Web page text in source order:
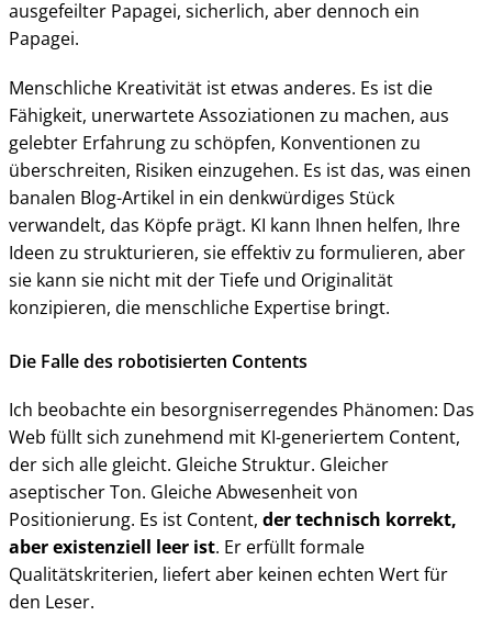
ausgefeilter Papagei, sicherlich, aber dennoch ein
Papagei.
Menschliche Kreativität ist etwas anderes. Es ist die
Fähigkeit, unerwartete Assoziationen zu machen, aus
gelebter Erfahrung zu schöpfen, Konventionen zu
überschreiten, Risiken einzugehen. Es ist das, was einen
banalen Blog-Artikel in ein denkwürdiges Stück
verwandelt, das Köpfe prägt. KI kann Ihnen helfen, Ihre
Ideen zu strukturieren, sie effektiv zu formulieren, aber
sie kann sie nicht mit der Tiefe und Originalität
konzipieren, die menschliche Expertise bringt.
Die Falle des robotisierten Contents
Ich beobachte ein besorgniserregendes Phänomen: Das
Web füllt sich zunehmend mit KI-generiertem Content,
der sich alle gleicht. Gleiche Struktur. Gleicher
aseptischer Ton. Gleiche Abwesenheit von
Positionierung. Es ist Content, der technisch korrekt,
aber existenziell leer ist. Er erfüllt formale
Qualitätskriterien, liefert aber keinen echten Wert für
den Leser.